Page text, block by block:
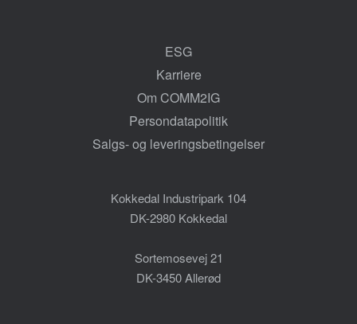
ESG
Karriere
Om COMM2IG
Persondatapolitik
Salgs- og leveringsbetingelser
Kokkedal Industripark 104
DK-2980 Kokkedal
Sortemosevej 21
DK-3450 Allerød